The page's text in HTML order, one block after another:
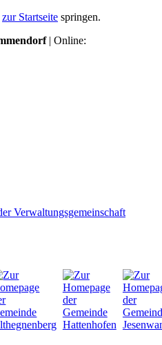
zur Startseite springen.
| Online: